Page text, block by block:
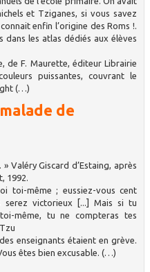
et Tziganes, si vous savez
enfin l’origine des Roms !.
dans les atlas dédiés aux élèves
de F. Maurette, éditeur Librairie
puissantes, couvrant le
(…)
de
Valéry Giscard d’Estaing, après
1992.
toi-même ; eussiez-vous cent
victorieux [...] Mais si tu
même, tu ne compteras tes
enseignants étaient en grève.
êtes bien excusable. (…)